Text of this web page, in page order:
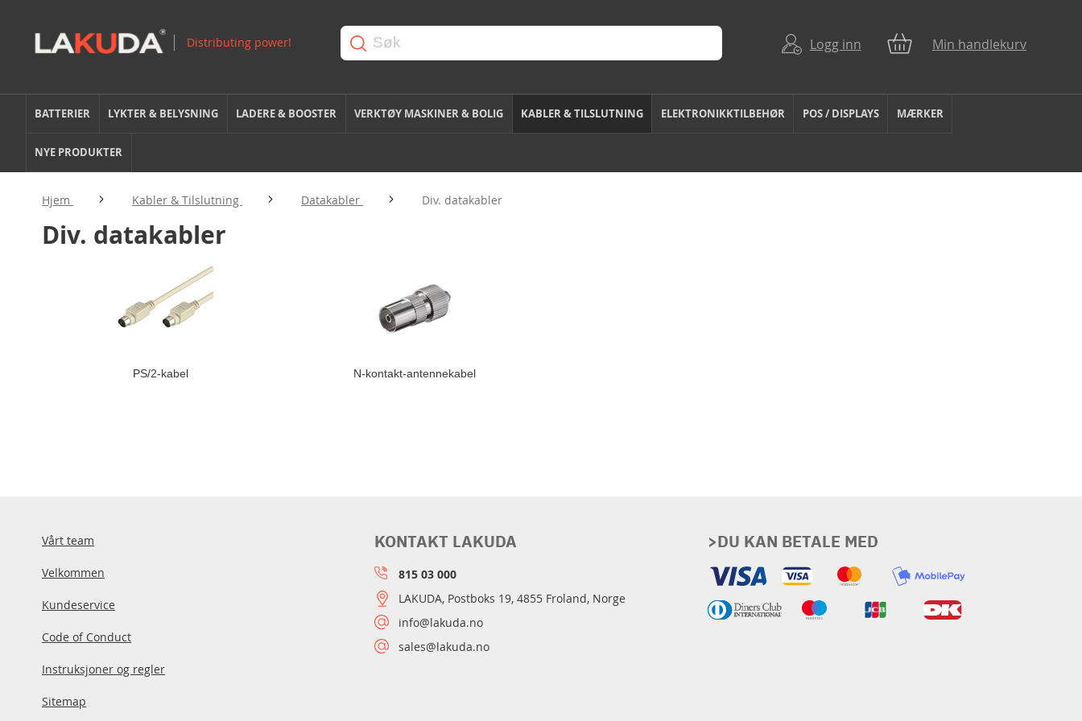
Logg inn Min handlekurv
BATTERIER LYKTER & BELYSNING LADERE & BOOSTER VERKTØY MASKINER & BOLIG KABLER & TILSLUTNING ELEKTRONIKKTILBEHØR POS / DISPLAYS MÆRKER
NYE PRODUKTER
Hjem Kabler & Tilslutning Datakabler Div. datakabler
Div. datakabler
PS/2-kabel N-kontakt-antennekabel
Vårt team
Velkommen
Kundeservice
Code of Conduct
Instruksjoner og regler
Sitemap
>DU KAN BETALE MED
KONTAKT LAKUDA
815 03 000
LAKUDA, Postboks 19, 4855 Froland, Norge
info@lakuda.no
sales@lakuda.no